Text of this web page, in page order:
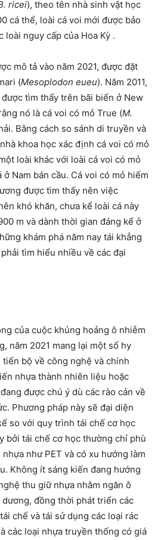
ricei), theo tên nhà sinh vật học
cá thể, loài cá voi mới được bảo
nguy cấp của Hoa Kỳ .
mô tả vào năm 2021, được đặt
(Mesoplodon eueu). Năm 2011,
tìm thấy trên bãi biển ở New
nó là cá voi có mỏ True (M.
Bằng cách so sánh di truyền và
khoa học xác định cá voi có mỏ
loài khác với loài cá voi có mỏ
Nam bán cầu. Cá voi có mỏ hiếm
được tìm thấy nên việc
khó khăn, chưa kể loài cá này
m và dành thời gian đáng kể ở
khám phá năm nay tái khẳng
tìm hiểu nhiều về các đại
của cuộc khủng hoảng ô nhiễm
năm 2021 mang lại một số hy
bộ về công nghệ và chính
nhựa thành nhiên liệu hoặc
được chú ý dù các rào cản về
Phương pháp này sẽ đại diện
so với quy trình tái chế cơ học
bởi tái chế cơ học thường chỉ phù
như PET và có xu hướng làm
Không ít sáng kiến đang hướng
thu giữ nhựa nhằm ngăn ô
đồng thời phát triển các
chế và tái sử dụng các loại rác
các loại nhựa truyền thống có giá